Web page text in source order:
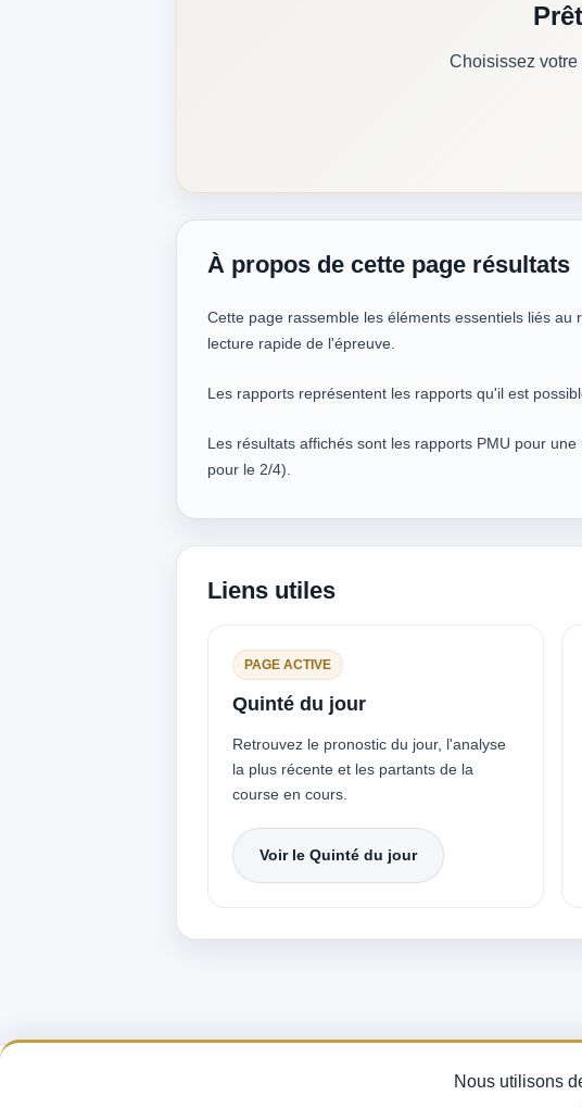
Choisissez votre
À propos de cette page résultats
Cette page rassemble les éléments essentiels liés
lecture rapide de l'épreuve.
Les rapports représentent les rapports qu'il est
Les résultats affichés sont les rapports PMU pour
pour le 2/4).
Liens utiles
PAGE ACTIVE
Quinté du jour
Retrouvez le pronostic du jour, l'analyse
la plus récente et les partants de la
course en cours.
Voir le Quinté du jour
Pronostics Quinté du jour,
Nous utilisons